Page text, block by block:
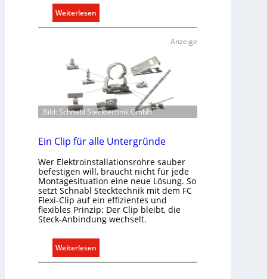
b
l
t
i
n
d
r
m
m
o
b
i
e
Weiterlesen
T
o
m
m
u
i
a
t
i
o
n
m
i
S
Anzeige
Bild: Schnabl Stecktechnik GmbH
Ein Clip für alle Untergründe
Wer Elektroinstallationsrohre sauber
befestigen will, braucht nicht für jede
Montagesituation eine neue Lösung. So
setzt Schnabl Stecktechnik mit dem FC
Flexi-Clip auf ein effizientes und
flexibles Prinzip: Der Clip bleibt, die
Steck-Anbindung wechselt.
Weiterlesen
E